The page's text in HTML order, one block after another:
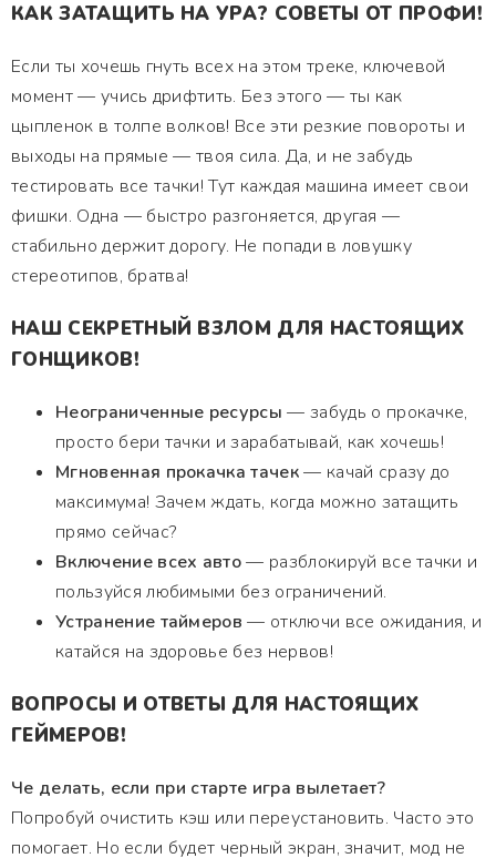
КАК ЗАТАЩИТЬ НА УРА? СОВЕТЫ ОТ ПРОФИ!
Если ты хочешь гнуть всех на этом треке, ключевой
момент — учись дрифтить. Без этого — ты как
цыпленок в толпе волков! Все эти резкие повороты и
выходы на прямые — твоя сила. Да, и не забудь
тестировать все тачки! Тут каждая машина имеет свои
фишки. Одна — быстро разгоняется, другая —
стабильно держит дорогу. Не попади в ловушку
стереотипов, братва!
НАШ СЕКРЕТНЫЙ ВЗЛОМ ДЛЯ НАСТОЯЩИХ
ГОНЩИКОВ!
Неограниченные ресурсы — забудь о прокачке,
просто бери тачки и зарабатывай, как хочешь!
Мгновенная прокачка тачек— качай сразу до
максимума! Зачем ждать, когда можно затащить
прямо сейчас?
Включение всех авто— разблокируй все тачки и
пользуйся любимыми без ограничений.
Устранение таймеров — отключи все ожидания, и
катайся на здоровье без нервов!
ВОПРОСЫ И ОТВЕТЫ ДЛЯ НАСТОЯЩИХ
ГЕЙМЕРОВ!
Че делать, если при старте игра вылетает?
Попробуй очистить кэш или переустановить. Часто это
помогает. Но если будет черный экран, значит, мод не